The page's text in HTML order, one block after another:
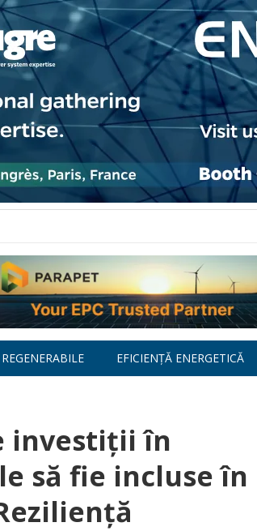
REGENERABILE EFICIENȚĂ ENERGETICĂ
investiții în
să fie incluse în